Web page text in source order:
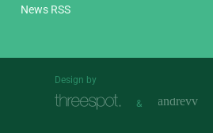
News RSS
Design by
&